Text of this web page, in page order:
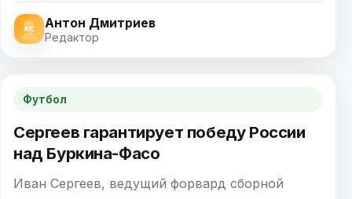
Антон Дмитриев
Редактор
Футбол
Сергеев гарантирует победу России
над Буркина-Фасо
Иван Сергеев, ведущий форвард сборной